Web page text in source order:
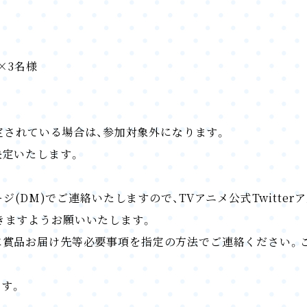
名様
ている場合は、参加対象外になります。
いたします。
(DM)でご連絡いたしますので、TVアニメ公式Twitterア
すようお願いいたします。
品お届け先等必要事項を指定の方法でご連絡ください
。